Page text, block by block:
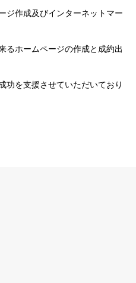
ジ作成及びインターネットマー
るホームページの作成と成約出
功を支援させていただいており